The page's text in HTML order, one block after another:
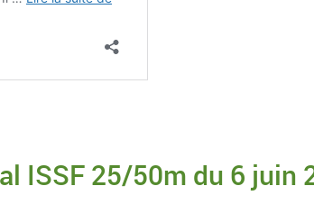
ISSF 25/50m du 6 juin